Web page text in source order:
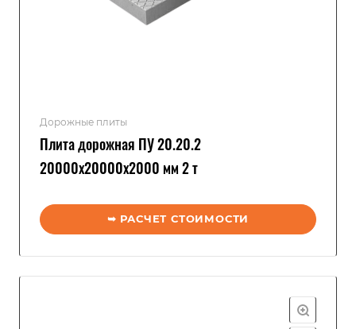
Дорожные плиты
Плита дорожная ПУ 20.20.2
20000x20000x2000 мм 2 т
➥ РАСЧЕТ СТОИМОСТИ